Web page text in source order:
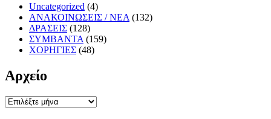
Uncategorized (4)
ΑΝΑΚΟΙΝΩΣΕΙΣ / ΝΕΑ (132)
ΔΡΑΣΕΙΣ (128)
ΣΥΜΒΑΝΤΑ (159)
ΧΟΡΗΓΙΕΣ (48)
Αρχείο
Αρχείο